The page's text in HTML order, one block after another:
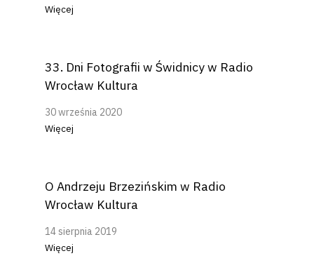
Więcej
33. Dni Fotografii w Świdnicy w Radio
Wrocław Kultura
30 września 2020
Więcej
O Andrzeju Brzezińskim w Radio
Wrocław Kultura
14 sierpnia 2019
Więcej